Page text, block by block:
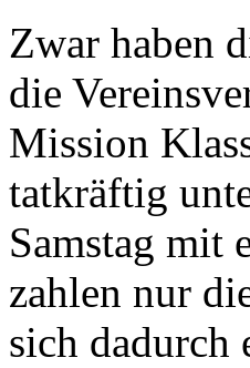
Zwar haben
die
Mission
tatkräftig
Samstag mit
zahlen nur
sich dadurch